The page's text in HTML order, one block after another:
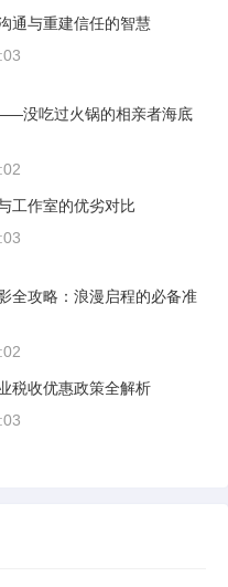
通与重建信任的智慧
没吃过火锅的相亲者海底
工作室的优劣对比
全攻略：浪漫启程的必备准
税收优惠政策全解析